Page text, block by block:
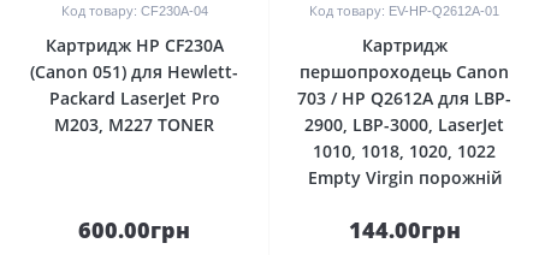
Код товару: CF230A-04
Картридж HP CF230A
(Canon 051) для Hewlett-
Packard LaserJet Pro
M203, M227 TONER
600.00грн
Код товару: EV-HP-Q2612A-01
Картридж
першопроходець Canon
703 / HP Q2612A для LBP-
2900, LBP-3000, LaserJet
1010, 1018, 1020, 1022
Empty Virgin порожній
144.00грн